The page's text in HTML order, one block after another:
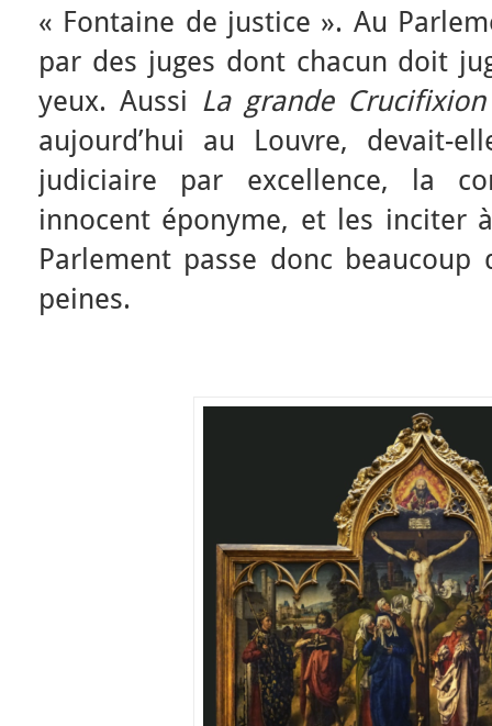
« Fontaine de justice ». Au
par des juges dont chacun doit
yeux. Aussi La grande
aujourd’hui au Louvre, devait-
judiciaire par excellence, la
innocent éponyme, et les inciter
Parlement passe donc
peines.